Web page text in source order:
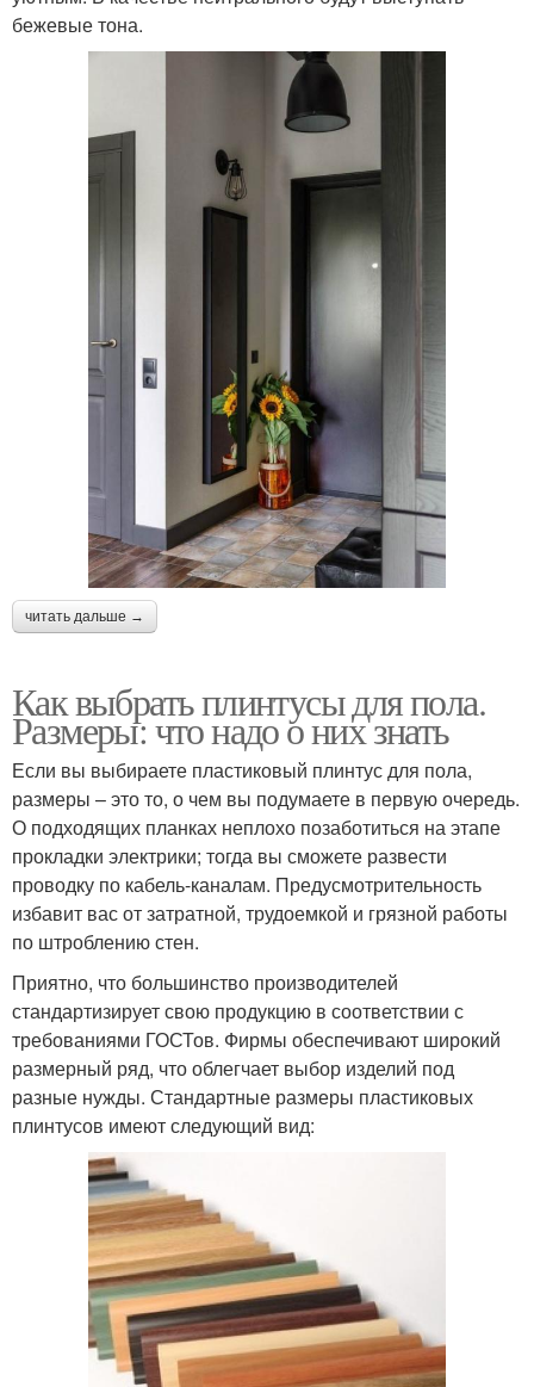
бежевые тона.
читать дальше →
Как выбрать плинтусы для пола.
Размеры: что надо о них знать
Если вы выбираете пластиковый плинтус для пола,
размеры – это то, о чем вы подумаете в первую очередь.
О подходящих планках неплохо позаботиться на этапе
прокладки электрики; тогда вы сможете развести
проводку по кабель-каналам. Предусмотрительность
избавит вас от затратной, трудоемкой и грязной работы
по штроблению стен.
Приятно, что большинство производителей
стандартизирует свою продукцию в соответствии с
требованиями ГОСТов. Фирмы обеспечивают широкий
размерный ряд, что облегчает выбор изделий под
разные нужды. Стандартные размеры пластиковых
плинтусов имеют следующий вид: